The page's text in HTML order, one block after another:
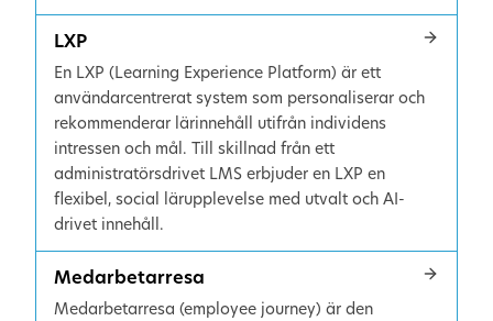
LXP
En LXP (Learning Experience Platform) är ett
användarcentrerat system som personaliserar och
rekommenderar lärinnehåll utifrån individens
intressen och mål. Till skillnad från ett
administratörsdrivet LMS erbjuder en LXP en
flexibel, social lärupplevelse med utvalt och AI-
drivet innehåll.
Medarbetarresa
Medarbetarresa (employee journey) är den